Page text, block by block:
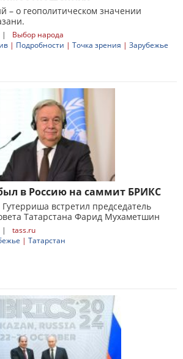
– о геополитическом значении
|
Выбор народа
| Подробности | Точка зрения | Зарубежье
в Россию на саммит БРИКС
встретил председатель
Татарстана Фарид Мухаметшин
|
tass.ru
| Татарстан